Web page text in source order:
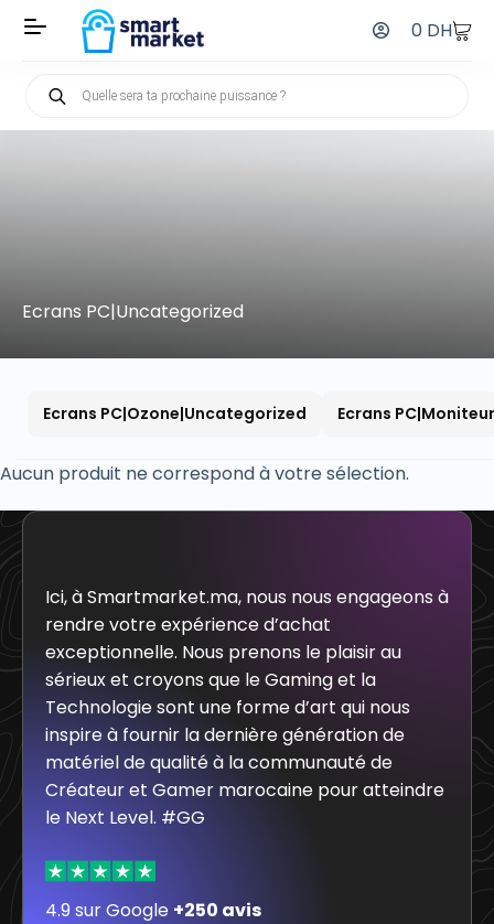
0 DH
Ecrans PC|Uncategorized
Ecrans PC|Ozone|Uncategorized Ecrans
Aucun produit ne correspond à votre sélection.
Ici, à Smartmarket.ma, nous nous engageons à
rendre votre expérience d’achat
exceptionnelle. Nous prenons le plaisir au
sérieux et croyons que le Gaming et la
Technologie sont une forme d’art qui nous
inspire à fournir la dernière génération de
matériel de qualité à la communauté de
Créateur et Gamer marocaine pour atteindre
le Next Level. #GG
4.9 sur Google +250 avis